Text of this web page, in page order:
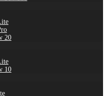
20
10